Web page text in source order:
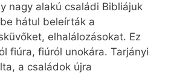
nagy alakú családi Bibliájuk
hátul beleírták a
elhalálozásokat. Ez
fiúra, fiúról unokára. Tarjányi
a családok újra